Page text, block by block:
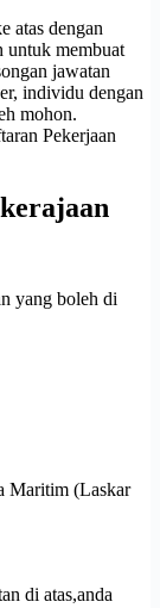
atas dengan
untuk membuat
jawatan
individu dengan
mohon.
Pekerjaan
yang boleh di
Maritim (Laskar
di atas,anda